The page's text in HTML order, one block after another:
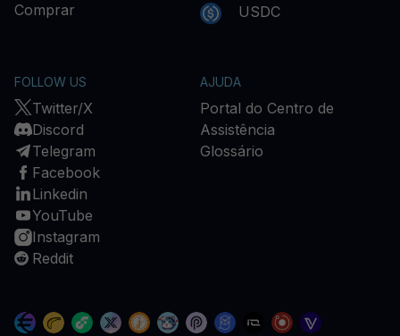
Comprar
USDC
FOLLOW US
Twitter/X
Discord
Telegram
Facebook
Linkedin
YouTube
Instagram
Reddit
AJUDA
Portal do Centro de
Assistência
Glossário